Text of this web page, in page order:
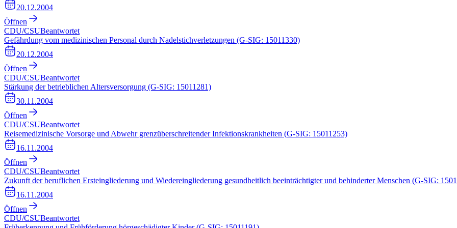
20.12.2004
Öffnen
CDU/CSUBeantwortet
Gefährdung vom medizinischen Personal durch Nadelstichverletzungen (G-SIG: 15011330)
20.12.2004
Öffnen
CDU/CSUBeantwortet
Stärkung der betrieblichen Altersversorgung (G-SIG: 15011281)
30.11.2004
Öffnen
CDU/CSUBeantwortet
Reisemedizinische Vorsorge und Abwehr grenzüberschreitender Infektionskrankheiten (G-SIG: 15011253)
16.11.2004
Öffnen
CDU/CSUBeantwortet
Zukunft der beruflichen Ersteingliederung und Wiedereingliederung gesundheitlich beeinträchtigter und behinderter Menschen (G-SIG:
16.11.2004
Öffnen
CDU/CSUBeantwortet